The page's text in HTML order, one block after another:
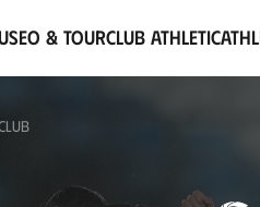
& TourClub Athletic